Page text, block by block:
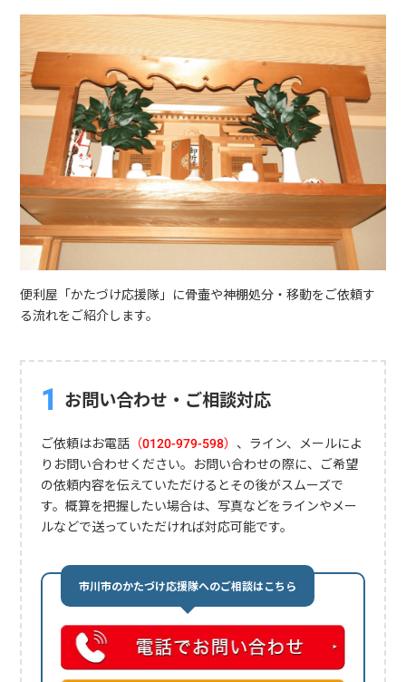
便利屋「かたづけ応援隊」に骨壷や神棚処分・移動をご依頼す
る流れをご紹介します。
お問い合わせ・ご相談対応
ご依頼はお電話 （0120-979-598） 、ライン、メールによ
りお問い合わせください。お問い合わせの際に、ご希望
の依頼内容を伝えていただけるとその後がスムーズで
す。概算を把握したい場合は、写真などをラインやメー
ルなどで送っていただければ対応可能です。
市川市のかたづけ応援隊へのご相談はこちら